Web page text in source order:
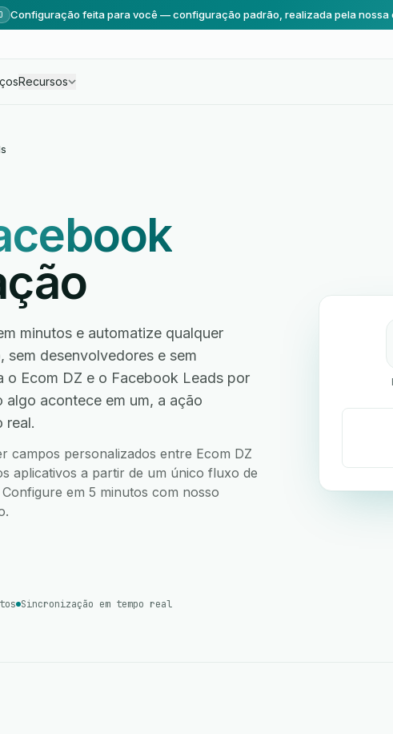
Configuração feita para você — configuração padrão, realizada pela nossa
Recursos
minutos e automatize qualquer
desenvolvedores e sem
Ecom DZ e o Facebook Leads por
algo acontece em um, a ação
real.
campos personalizados entre Ecom DZ
aplicativos a partir de um único fluxo de
em 5 minutos com nosso
Sincronização em tempo real